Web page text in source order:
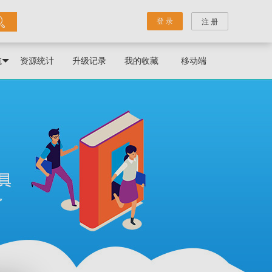
登 录 注 册
资源统计 升级记录 我的收藏 移动端